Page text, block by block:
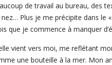
de travail au bureau, des
Plus je me précipite dans le
que je commence à manquer
vient vers moi, me reflétant
une bouteille à la mer. Mon